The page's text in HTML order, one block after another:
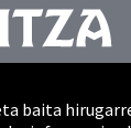
baita